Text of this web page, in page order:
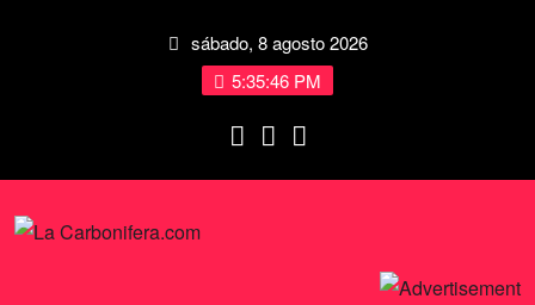
sábado, 8 agosto 2026
5:35:47 PM